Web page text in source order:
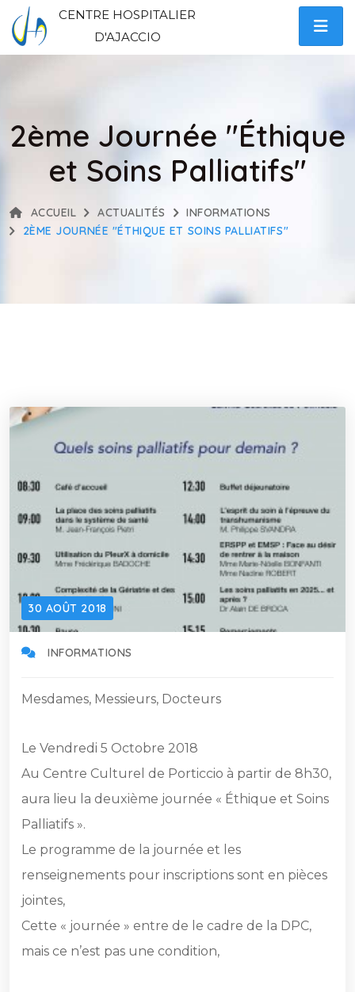
CENTRE HOSPITALIER
D'AJACCIO
2ème Journée "Éthique
et Soins Palliatifs"
ACCUEIL ACTUALITÉS
INFORMATIONS
2ÈME JOURNÉE "ÉTHIQUE ET SOINS PALLIATIFS"
30 AOÛT 2018
INFORMATIONS
Mesdames, Messieurs, Docteurs
Le Vendredi 5 Octobre 2018
Au Centre Culturel de Porticcio à partir de 8h30,
aura lieu la deuxième journée « Éthique et Soins
Palliatifs ».
Le programme de la journée et les
renseignements pour inscriptions sont en pièces
jointes,
Cette « journée » entre de le cadre de la DPC,
mais ce n’est pas une condition,